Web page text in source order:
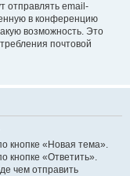
отправлять email-
в конференцию
возможность. Это
почтовой
кнопке «Новая тема».
кнопке «Ответить».
чем отправить